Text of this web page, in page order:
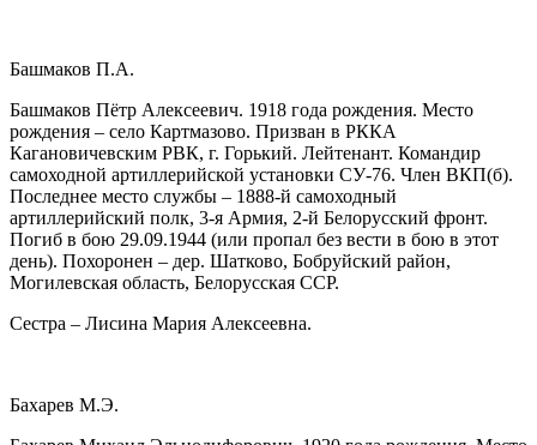
Башмаков П.А.
Башмаков Пётр Алексеевич. 1918 года рождения. Место
рождения – село Картмазово. Призван в РККА
Кагановичевским РВК, г. Горький. Лейтенант. Командир
самоходной артиллерийской установки СУ-76. Член ВКП(б).
Последнее место службы – 1888-й самоходный
артиллерийский полк, 3-я Армия, 2-й Белорусский фронт.
Погиб в бою 29.09.1944 (или пропал без вести в бою в этот
день). Похоронен – дер. Шатково, Бобруйский район,
Могилевская область, Белорусская ССР.
Сестра – Лисина Мария Алексеевна.
Бахарев М.Э.